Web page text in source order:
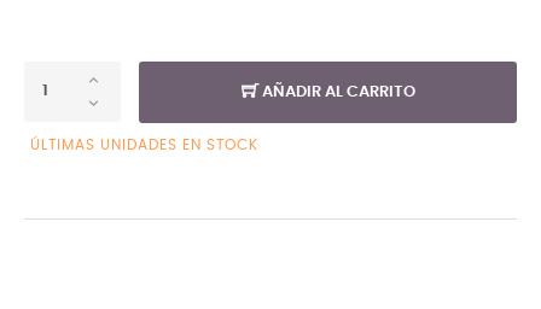
AÑADIR AL CARRITO
ÚLTIMAS UNIDADES EN STOCK